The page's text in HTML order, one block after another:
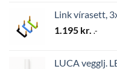
Link vírasett,
1.195 kr. .-
LUCA vegglj.